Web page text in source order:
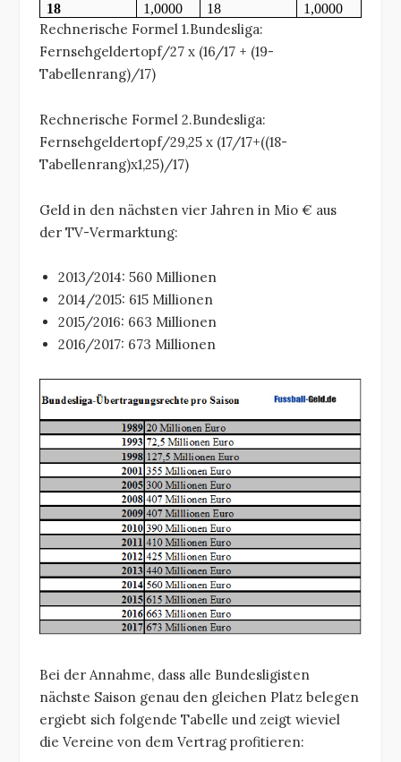
18
1,0000 18 1,0000
Rechnerische Formel 1.Bundesliga:
Fernsehgeldertopf/27 x (16/17 + (19-
Tabellenrang)/17)
Rechnerische Formel 2.Bundesliga:
Fernsehgeldertopf/29,25 x (17/17+((18-
Tabellenrang)x1,25)/17)
Geld in den nächsten vier Jahren in Mio € aus
der TV-Vermarktung:
2013/2014: 560 Millionen
2014/2015: 615 Millionen
2015/2016: 663 Millionen
2016/2017: 673 Millionen
Bei der Annahme, dass alle Bundesligisten
nächste Saison genau den gleichen Platz belegen
ergiebt sich folgende Tabelle und zeigt wieviel
die Vereine von dem Vertrag profitieren: